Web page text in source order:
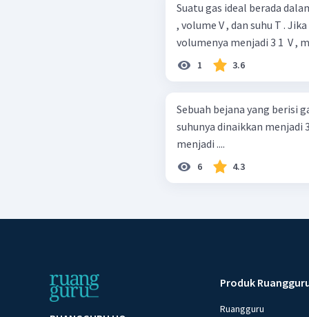
Suatu gas ideal berada
, volume V , dan suhu T .
volumenya menjadi 3 1 ​ V ,
1 3.6
Sebuah bejana yang berisi
suhunya dinaikkan menjadi
menjadi ....
6 4.3
Produk
Ruangguru